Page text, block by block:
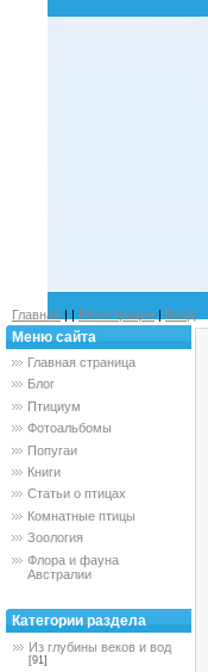
Главная | | Регистрация | Вход
Меню сайта
Главная страница
Блог
Птициум
Фотоальбомы
Попугаи
Книги
Статьи о птицах
Комнатные птицы
Зоология
Флора и фауна
Австралии
Категории раздела
Из глубины веков и вод
[91]